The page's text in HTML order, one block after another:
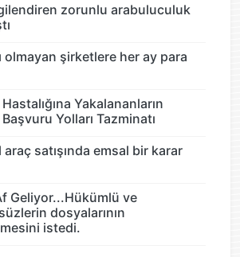
zorunlu arabuluculuk
olmayan şirketlere her ay para
Yakalananların
Yolları Tazminatı
araç satışında emsal bir karar
Geliyor...Hükümlü ve
dosyalarının
istedi.